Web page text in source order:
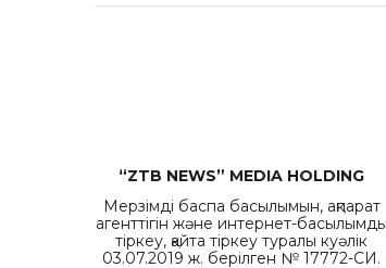
“ZTB NEWS” MEDIA HOLDING
Мерзімді баспа басылымын, ақпарат
агенттігін және интернет-басылымды
тіркеу, қайта тіркеу туралы куәлік
03.07.2019 ж. берілген № 17772-СИ.